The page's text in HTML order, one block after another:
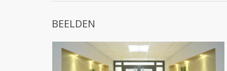
BEELDEN